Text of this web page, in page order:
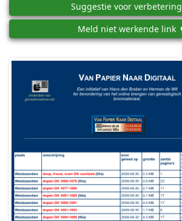
Suggestie voor verbetering
Meld niet werkende link